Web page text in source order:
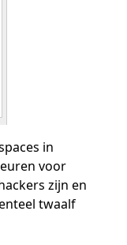
in
voor
zijn en
twaalf